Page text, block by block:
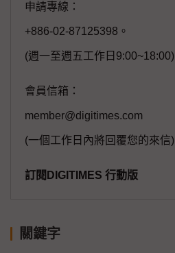
申請專線：
+886-02-87125398。
(週一至週五工作日9:00~18:00)
會員信箱：
member@digitimes.com
(一個工作日內將回覆您的來信)
訂閱DIGITIMES 行動版
關鍵字